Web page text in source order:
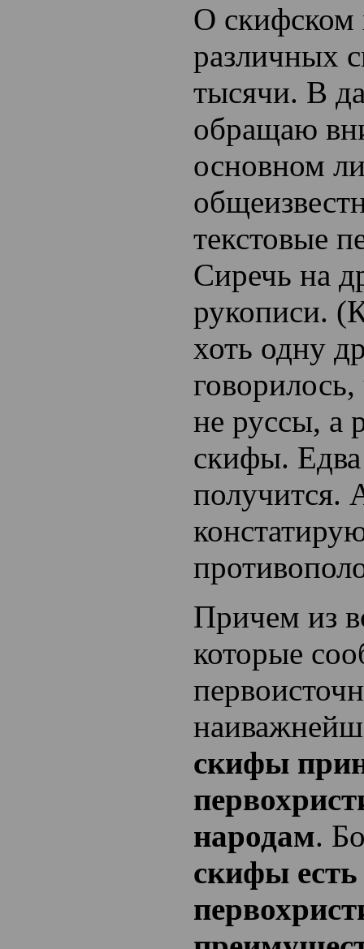
О скифском
различных
тысячи. В
обращаю
основном
текстовые
Сиречь на
рукописи.
хоть одну
не руссы, а
скифы.
получится.
Причем из
которые
скифы
народам.
скифы есть